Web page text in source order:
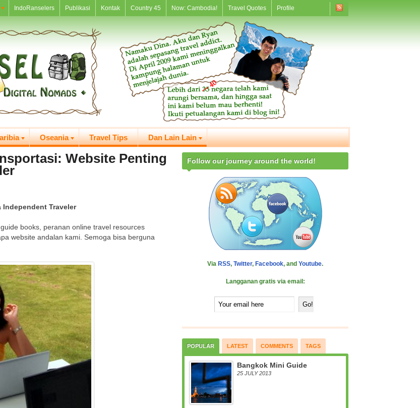
IndoRanselers Publikasi Kontak Country 45 Now: Cambodia! Travel Quotes Profile
Oseania Travel Tips Dan Lain Lain
Website Penting
Traveler
books, peranan online travel resources
website andalan kami. Semoga bisa berguna
Follow our journey around the world!
Via RSS, Twitter, Facebook, and Youtube.
Langganan gratis via email:
POPULAR LATEST COMMENTS TAGS
Bangkok Mini Guide
25 JULY 2013